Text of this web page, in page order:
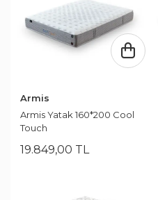
Armis
Armis Yatak 160*200 Cool
Touch
19.849,00 TL